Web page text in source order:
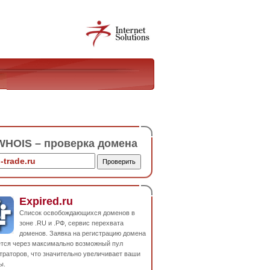
– проверка домена
Expired.ru
Список освобождающихся доменов в
зоне .RU и .РФ, сервис перехвата
доменов. Заявка на регистрацию домена
через максимально возможный пул
что значительно увеличивает ваши